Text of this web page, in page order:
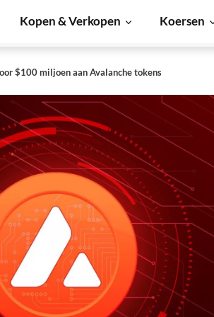
Kopen & Verkopen Koersen
$100 miljoen aan Avalanche tokens